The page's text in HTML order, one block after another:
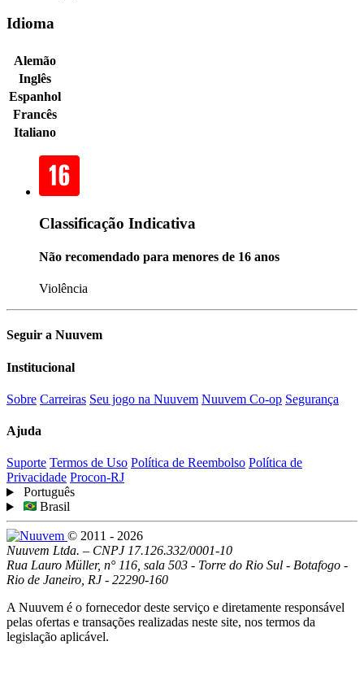
Idioma
Alemão
Inglês
Espanhol
Francês
Italiano
Classificação Indicativa
Não recomendado para menores de 16 anos
Violência
Seguir a Nuuvem
Institucional
Sobre Carreiras Seu jogo na Nuuvem Nuuvem Co-op Segurança
Ajuda
Suporte Termos de Uso Política de Reembolso Política de
Privacidade Procon-RJ
Português
Brasil
© 2011 - 2026
Nuuvem Ltda. – CNPJ 17.126.332/0001-10
Rua Lauro Müller, n° 116, sala 503 - Torre do Rio Sul - Botafogo -
Rio de Janeiro, RJ - 22290-160
A Nuuvem é o fornecedor deste serviço e diretamente responsável
pelas ofertas e transações realizadas neste site, nos termos da
legislação aplicável.